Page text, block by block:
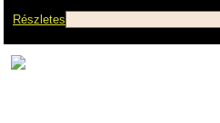
Részletes